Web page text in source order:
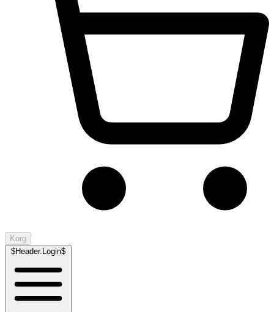
Korg
$Header.Login$